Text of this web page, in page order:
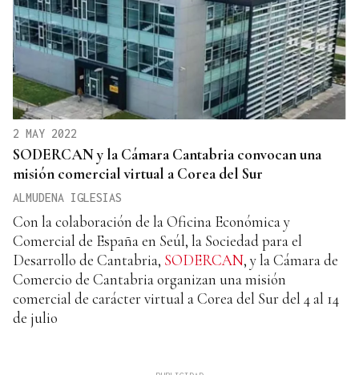
2 MAY 2022
SODERCAN y la Cámara Cantabria convocan una
misión comercial virtual a Corea del Sur
ALMUDENA IGLESIAS
Con la colaboración de la Oficina Económica y
Comercial de España en Seúl, la Sociedad para el
Desarrollo de Cantabria, SODERCAN, y la Cámara de
Comercio de Cantabria organizan una misión
comercial de carácter virtual a Corea del Sur del 4 al 14
de julio